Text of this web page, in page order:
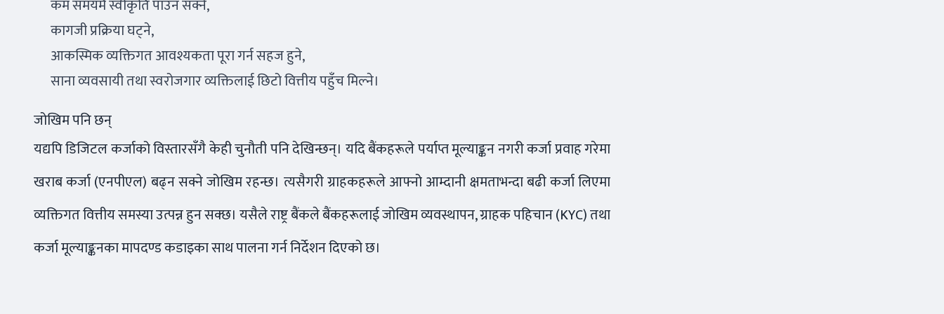
कम समयमै स्वीकृति पाउन सक्ने,
कागजी प्रक्रिया घट्ने,
आकस्मिक व्यक्तिगत आवश्यकता पूरा गर्न सहज हुने,
साना व्यवसायी तथा स्वरोजगार व्यक्तिलाई छिटो वित्तीय पहुँच मिल्ने।
जोखिम पनि छन्
यद्यपि डिजिटल कर्जाको विस्तारसँगै केही चुनौती पनि देखिन्छन्। यदि बैंकहरूले पर्याप्त मूल्याङ्कन नगरी कर्जा प्रवाह गरेमा
खराब कर्जा (एनपीएल) बढ्न सक्ने जोखिम रहन्छ। त्यसैगरी ग्राहकहरूले आफ्नो आम्दानी क्षमताभन्दा बढी कर्जा लिएमा
व्यक्तिगत वित्तीय समस्या उत्पन्न हुन सक्छ। यसैले राष्ट्र बैंकले बैंकहरूलाई जोखिम व्यवस्थापन, ग्राहक पहिचान (KYC) तथा
कर्जा मूल्याङ्कनका मापदण्ड कडाइका साथ पालना गर्न निर्देशन दिएको छ।